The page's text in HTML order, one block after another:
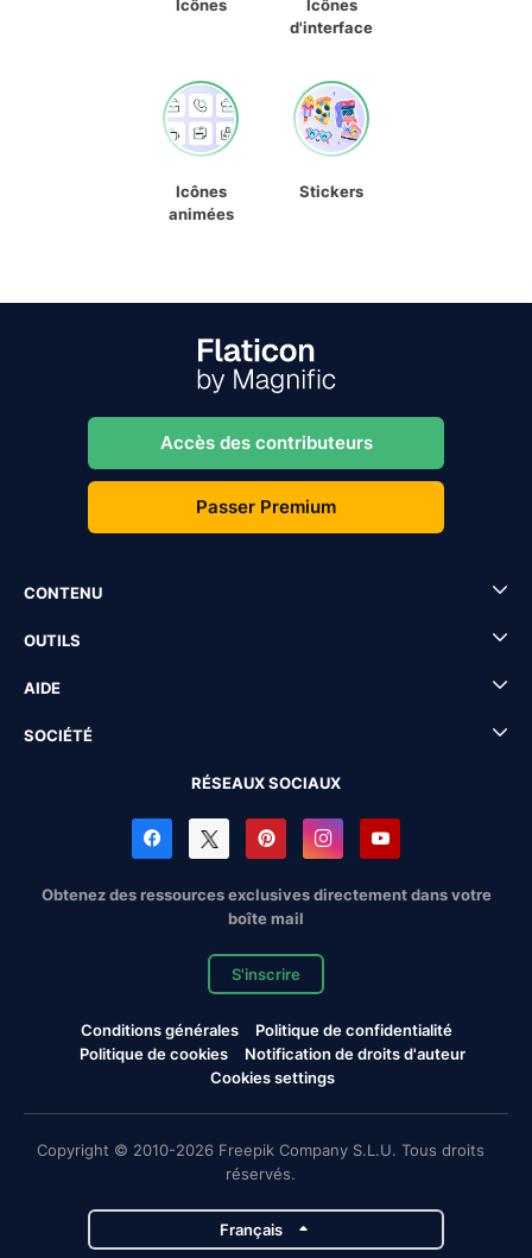
Icônes
Icônes
d'interface
Icônes
animées
Stickers
Accès des contributeurs
Passer Premium
CONTENU
OUTILS
AIDE
SOCIÉTÉ
RÉSEAUX SOCIAUX
Obtenez des ressources exclusives directement dans votre
boîte mail
S'inscrire
Conditions générales
Politique de confidentialité
Politique de cookies
Notification de droits d'auteur
Cookies settings
Copyright © 2010-2026 Freepik Company S.L.U. Tous droits
réservés.
Français